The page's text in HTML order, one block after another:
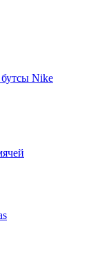
Nike